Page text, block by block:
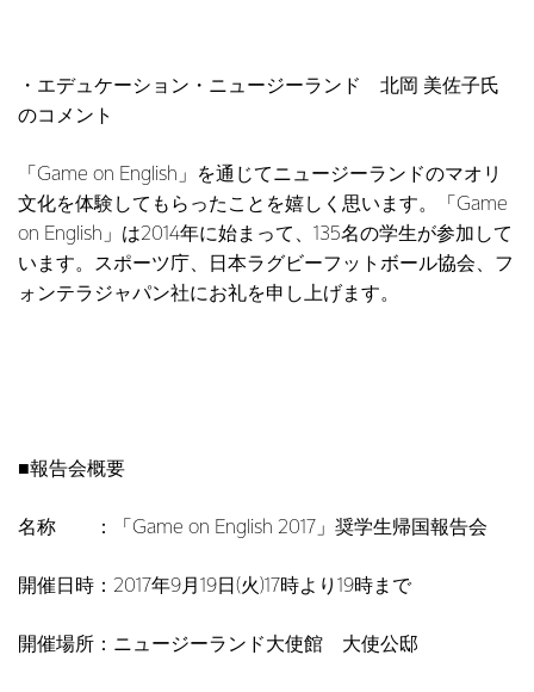
・エデュケーション・ニュージーランド 北岡 美佐子氏
のコメント
「Game on English」を通じてニュージーランドのマオリ
文化を体験してもらったことを嬉しく思います。「Game
on English」は2014年に始まって、135名の学生が参加して
います。スポーツ庁、日本ラグビーフットボール協会、フ
ォンテラジャパン社にお礼を申し上げます。
■報告会概要
名称 ：「Game on English 2017」奨学生帰国報告会
開催日時：2017年9月19日(火)17時より19時まで
開催場所：ニュージーランド大使館 大使公邸